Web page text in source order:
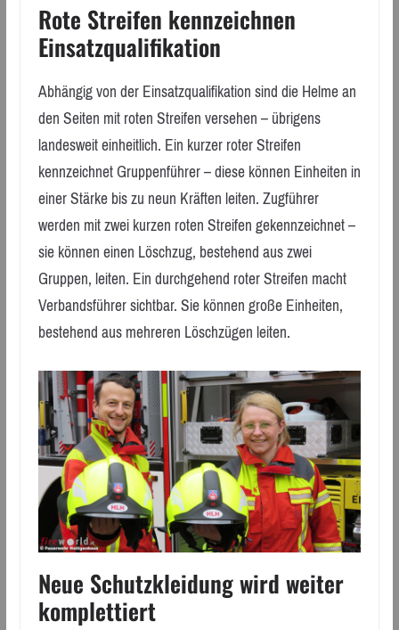
Rote Streifen kennzeichnen
Einsatzqualifikation
Abhängig von der Einsatzqualifikation sind die Helme an
den Seiten mit roten Streifen versehen – übrigens
landesweit einheitlich. Ein kurzer roter Streifen
kennzeichnet Gruppenführer – diese können Einheiten in
einer Stärke bis zu neun Kräften leiten. Zugführer
werden mit zwei kurzen roten Streifen gekennzeichnet –
sie können einen Löschzug, bestehend aus zwei
Gruppen, leiten. Ein durchgehend roter Streifen macht
Verbandsführer sichtbar. Sie können große Einheiten,
bestehend aus mehreren Löschzügen leiten.
Neue Schutzkleidung wird weiter
komplettiert